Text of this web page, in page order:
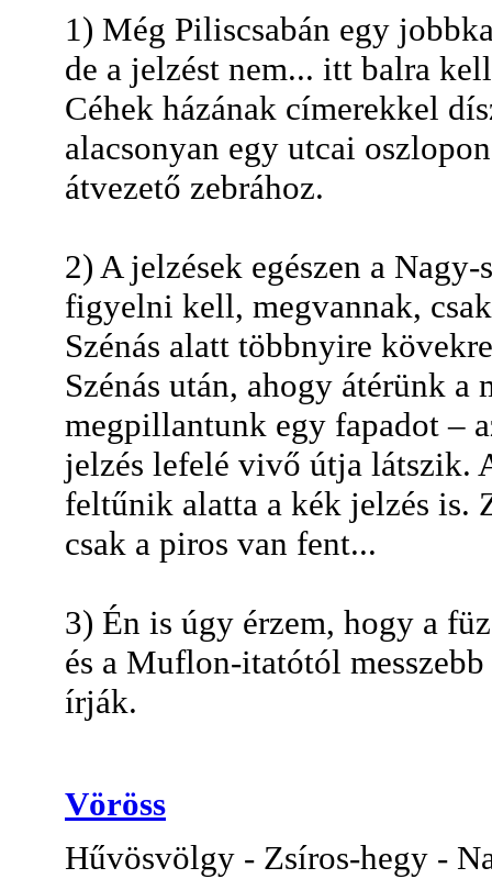
1) Még Piliscsabán egy
de a jelzést nem... itt balra
Céhek házának címerekkel
alacsonyan egy utcai
átvezető zebrához.
2) A jelzések egészen a
figyelni kell, megvannak,
Szénás alatt többnyire
Szénás után, ahogy átérünk a
megpillantunk egy fapadot –
jelzés lefelé vivő útja látszik.
feltűnik alatta a kék jelzés is.
csak a piros van fent...
3) Én is úgy érzem, hogy a
és a Muflon-itatótól
írják.
Vöröss
Hűvösvölgy - Zsíros-hegy -